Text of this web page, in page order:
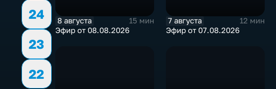
24
23
22
8 августа
15 мин
Эфир от 08.08.2026
7 августа
12 мин
Эфир от 07.08.2026